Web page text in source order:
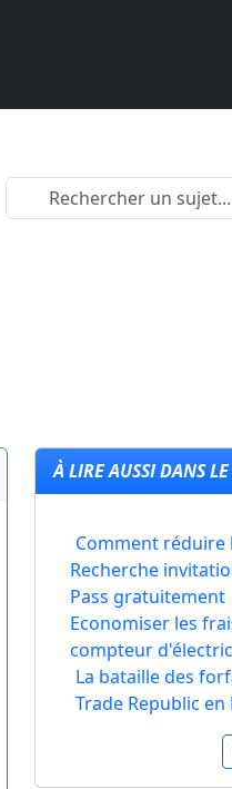
2
À LIRE AUSSI DANS
Comment réduire
Recherche
Pass gratuitement
Economiser les
compteur
La bataille des
Trade Republic en